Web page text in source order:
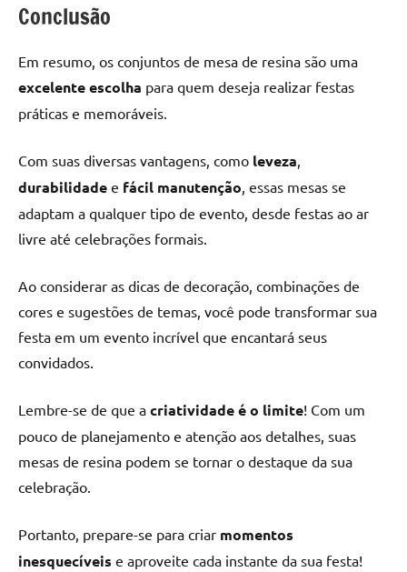
Conclusão
Em resumo, os conjuntos de mesa de resina são uma
excelente escolha para quem deseja realizar festas
práticas e memoráveis.
Com suas diversas vantagens, como leveza,
durabilidade e fácil manutenção, essas mesas se
adaptam a qualquer tipo de evento, desde festas ao ar
livre até celebrações formais.
Ao considerar as dicas de decoração, combinações de
cores e sugestões de temas, você pode transformar sua
festa em um evento incrível que encantará seus
convidados.
Lembre-se de que a criatividade é o limite! Com um
pouco de planejamento e atenção aos detalhes, suas
mesas de resina podem se tornar o destaque da sua
celebração.
Portanto, prepare-se para criar momentos
inesquecíveis e aproveite cada instante da sua festa!